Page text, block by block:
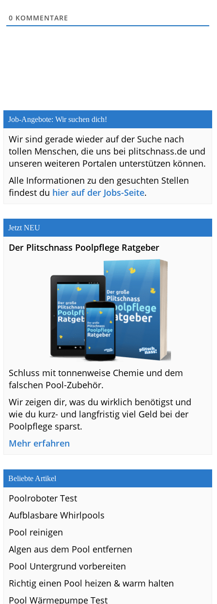
0 KOMMENTARE
Job-Angebote: Wir suchen dich!
Wir sind gerade wieder auf der Suche nach
tollen Menschen, die uns bei plitschnass.de und
unseren weiteren Portalen unterstützen können.
Alle Informationen zu den gesuchten Stellen
findest du hier auf der Jobs-Seite.
Jetzt NEU
Der Plitschnass Poolpflege Ratgeber
Schluss mit tonnenweise Chemie und dem
falschen Pool-Zubehör.
Wir zeigen dir, was du wirklich benötigst und
wie du kurz- und langfristig viel Geld bei der
Poolpflege sparst.
Mehr erfahren
Beliebte Artikel
Poolroboter Test
Aufblasbare Whirlpools
Pool reinigen
Algen aus dem Pool entfernen
Pool Untergrund vorbereiten
Richtig einen Pool heizen & warm halten
Pool Wärmepumpe Test